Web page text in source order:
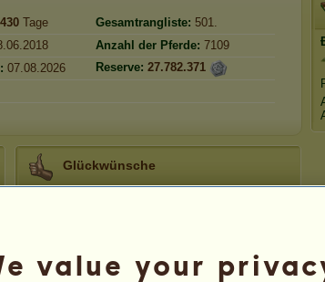
430 Tage Gesamtrangliste: 501.
Anzahl der Pferde: 7109
07.08.2026 Reserve: 27.782.371
Glückwünsche
123gini
Vor 7 Stunden
value your